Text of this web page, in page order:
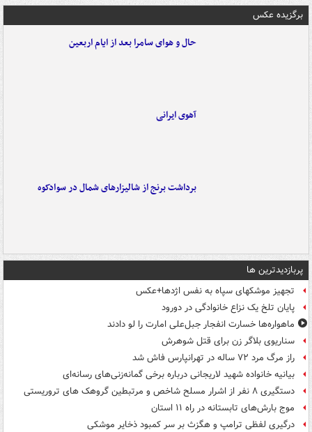
برگزیده عکس
حال و هوای سامرا بعد از ایام اربعین
آهوی ایرانی
برداشت برنج از شالیزارهای شمال در سوادکوه
پربازدیدترین ها
تجهیز موشکهای سپاه به نفس اژدها+عکس
پایان تلخ یک نزاع خانوادگی در دورود
ماهواره‌ها خسارت انفجار جبل‌علی امارت را لو دادند
سناریوی بلاگر زن برای قتل شوهرش
راز مرگ مرد ۷۲ ساله در تهرانپارس فاش شد
بیانیه خانواده شهید لاریجانی درباره برخی گمانه‌زنی‌های رسانه‌ای
دستگیری ۸ نفر از اشرار مسلح شاخص و مرتبطین گروهک های تروریستی
موج بارش‌های تابستانه در راه ۱۱ استان
درگیری لفظی ترامپ و هگزث بر سر کمبود ذخایر موشکی